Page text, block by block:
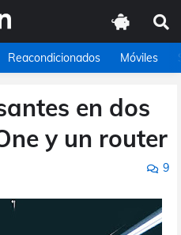
Reacondicionados Móviles
en dos
y un router
9